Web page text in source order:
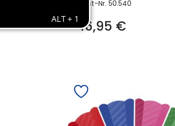
Best-Nr.50.540
16,95 €